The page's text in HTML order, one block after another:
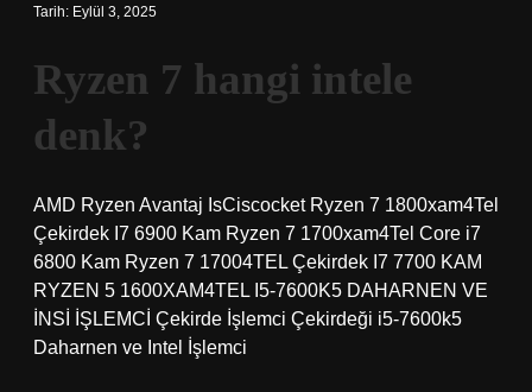
Tarih: Eylül 3, 2025
Ryzen 7 hangi intele
denk?
AMD Ryzen Avantaj IsCiscocket Ryzen 7 1800xam4Tel
Çekirdek I7 6900 Kam Ryzen 7 1700xam4Tel Core i7
6800 Kam Ryzen 7 17004TEL Çekirdek I7 7700 KAM
RYZEN 5 1600XAM4TEL I5-7600K5 DAHARNEN VE
İNSİ İŞLEMCİ Çekirde İşlemci Çekirdeği i5-7600k5
Daharnen ve Intel İşlemci